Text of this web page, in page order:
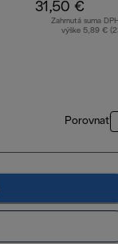
31,50 €
Zahrnutá suma
výške 5,89 €
Porovnať